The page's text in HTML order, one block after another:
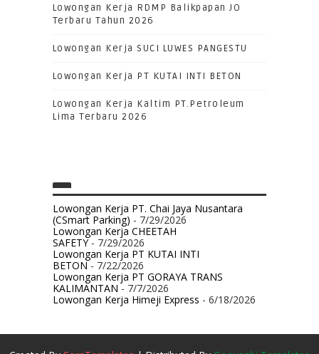
Lowongan Kerja RDMP Balikpapan JO
Terbaru Tahun 2026
Lowongan Kerja SUCI LUWES PANGESTU
Lowongan Kerja PT KUTAI INTI BETON
Lowongan Kerja Kaltim PT.Petroleum
Lima Terbaru 2026
Lowongan Kerja PT. Chai Jaya Nusantara
(CSmart Parking) - 7/29/2026
Lowongan Kerja CHEETAH
SAFETY- 7/29/2026
Lowongan Kerja PT KUTAI INTI
BETON- 7/22/2026
Lowongan Kerja PT GORAYA TRANS
KALIMANTAN- 7/7/2026
Lowongan Kerja Himeji Express - 6/18/2026